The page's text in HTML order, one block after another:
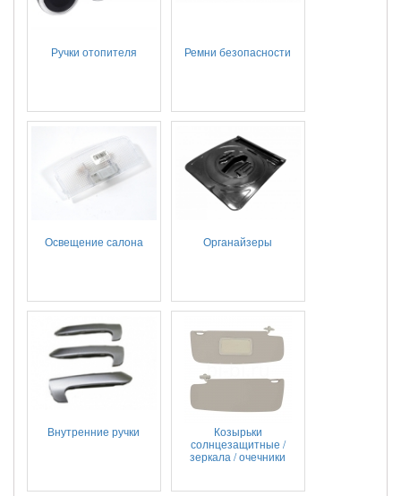
Ручки отопителя Ремни безопасности
Освещение салона Органайзеры
Внутренние ручки
Козырьки
солнцезащитные /
зеркала / очечники